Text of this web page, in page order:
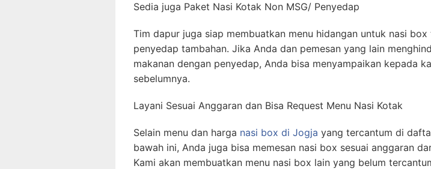
Sedia juga Paket Nasi Kotak Non MSG/ Penyedap
Tim dapur juga siap membuatkan menu hidangan untuk nasi box
penyedap tambahan. Jika Anda dan pemesan yang lain
makanan dengan penyedap, Anda bisa menyampaikan kepada
sebelumnya.
Layani Sesuai Anggaran dan Bisa Request Menu Nasi Kotak
Selain menu dan harga nasi box di Jogja yang tercantum di
bawah ini, Anda juga bisa memesan nasi box sesuai anggaran
Kami akan membuatkan menu nasi box lain yang belum